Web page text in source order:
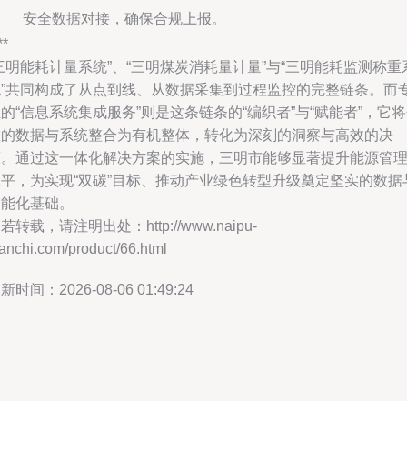
安全数据对接，确保合规上报。
明能耗计量系统”、“三明煤炭消耗量计量”与“三明能耗监测称重
共同构成了从点到线、从数据采集到过程监控的完整链条。而
“信息系统集成服务”则是这条链条的“编织者”与“赋能者”，它
数据与系统整合为有机整体，转化为深刻的洞察与高效的决
通过这一体化解决方案的实施，三明市能够显著提升能源管理
，为实现“双碳”目标、推动产业绿色转型升级奠定坚实的数据
化基础。
转载，请注明出处：http://www.naipu-
product/66.html
时间：2026-08-06 01:49:24